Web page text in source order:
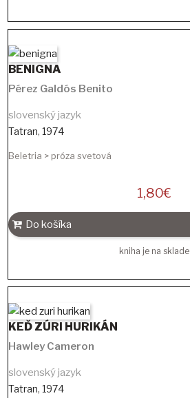
BENIGNA
Pérez Galdós Benito
slovenský jazyk
Tatran, 1974
Beletria > próza svetová
1,80€
Do košíka
kniha je na sklade
KEĎ ZÚRI HURIKÁN
Hawley Cameron
slovenský jazyk
Tatran, 1974